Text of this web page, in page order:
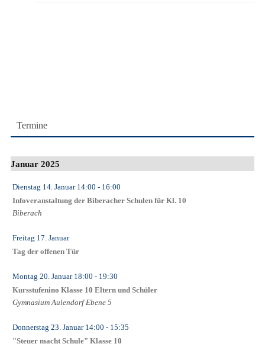
Termine
Januar 2025
Dienstag 14. Januar14:00 - 16:00
Infoveranstaltung der Biberacher Schulen für Kl. 10
Biberach
Freitag 17. Januar
Tag der offenen Tür
Montag 20. Januar18:00 - 19:30
Kursstufenino Klasse 10 Eltern und Schüler
Gymnasium Aulendorf Ebene 5
Donnerstag 23. Januar14:00 - 15:35
"Steuer macht Schule" Klasse 10